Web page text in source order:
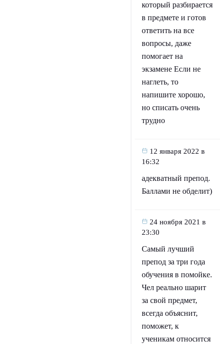
который разбирается
в предмете и готов
ответить на все
вопросы, даже
помогает на
экзамене Если не
наглеть, то
напишите хорошо,
но списать очень
трудно
12 января 2022 в
16:32
адекватный препод.
Баллами не обделит)
24 ноября 2021 в
23:30
Самый лучший
препод за три года
обучения в помойке.
Чел реально шарит
за свой предмет,
всегда объяснит,
поможет, к
ученикам относится